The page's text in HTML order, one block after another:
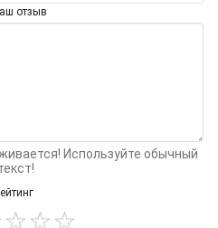
отзыв
Используйте обычный